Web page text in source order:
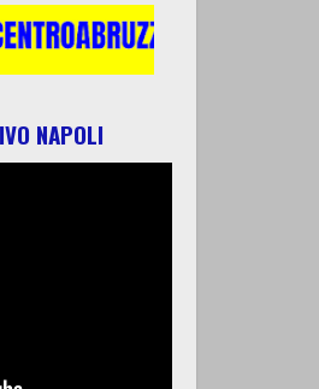
NAPOLI